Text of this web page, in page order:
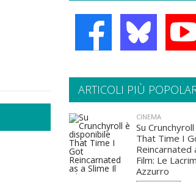
ARTICOLI PIÙ
CINEMA
Su
That Time I
Reincarnated
Film: Le
Azzurro